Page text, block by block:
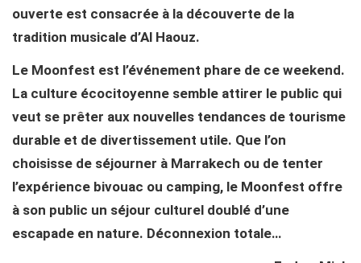
ouverte est consacrée à la découverte de la
tradition musicale d’Al Haouz.
Le Moonfest est l’événement phare de ce weekend.
La culture écocitoyenne semble attirer le public qui
veut se prêter aux nouvelles tendances de tourisme
durable et de divertissement utile. Que l’on
choisisse de séjourner à Marrakech ou de tenter
l’expérience bivouac ou camping, le Moonfest offre
à son public un séjour culturel doublé d’une
escapade en nature. Déconnexion totale…